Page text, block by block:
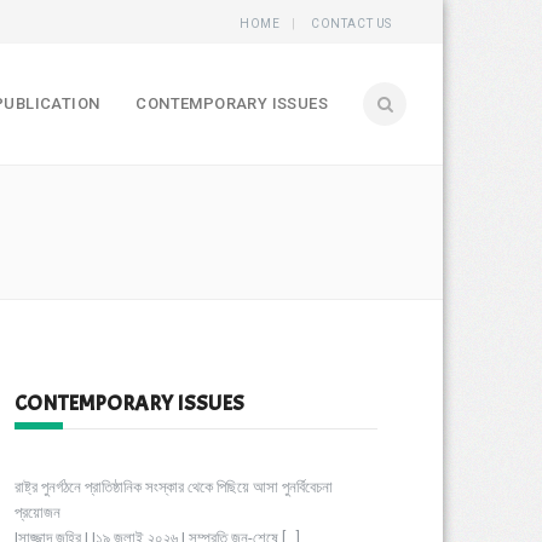
HOME CONTACT US
CONTEMPORARY ISSUES
CONTEMPORARY ISSUES
রাষ্ট্র পুনর্গঠনে প্রাতিষ্ঠানিক সংস্কার থেকে পিছিয়ে আসা পুনর্বিবেচনা
প্রয়োজন
|সাজ্জাদ জহির | |১৯ জুলাই ২০২৬ | সম্প্রতি জুন-শেষে